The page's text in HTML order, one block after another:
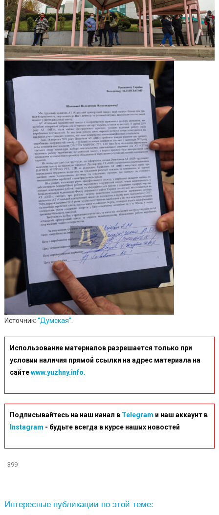
Источник: “Думская”
Использование материалов разрешается только при
условии наличия прямой ссылки на адрес материала на
сайтеwww.yuzhny.info.
Подписывайтесь на наш канал в Telegram и наш аккаунт в
Instagram - будьте всегда в курсе наших новостей
399
Интересные публикации по этой теме: